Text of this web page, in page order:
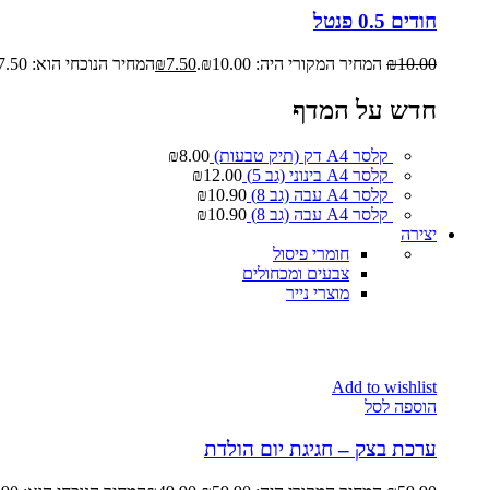
חודים 0.5 פנטל
₪10.00 המחיר המקורי היה: ₪10.00. ₪7.50 המחיר הנוכחי הוא: ₪7.50.
חדש על המדף
קלסר A4 דק (תיק טבעות) ₪8.00
קלסר A4 בינוני (גב 5)
₪12.00
קלסר A4 עבה (גב 8)
₪10.90
קלסר A4 עבה (גב 8)
₪10.90
יצירה
חומרי פיסול
צבעים ומכחולים
מוצרי נייר
Add to wishlist
הוספה לסל
ערכת בצק – חגיגת יום הולדת